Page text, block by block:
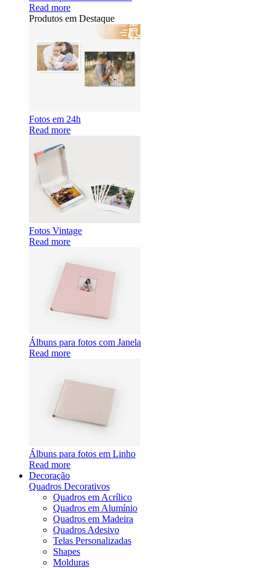
Read more
Produtos em Destaque
Fotos em 24h
Read more
Fotos Vintage
Read more
Álbuns para fotos com Janela
Read more
Álbuns para fotos em Linho
Read more
Decoração
Quadros Decorativos
Quadros em Acrílico
Quadros em Alumínio
Quadros em Madeira
Quadros Adesivo
Telas Personalizadas
Shapes
Molduras